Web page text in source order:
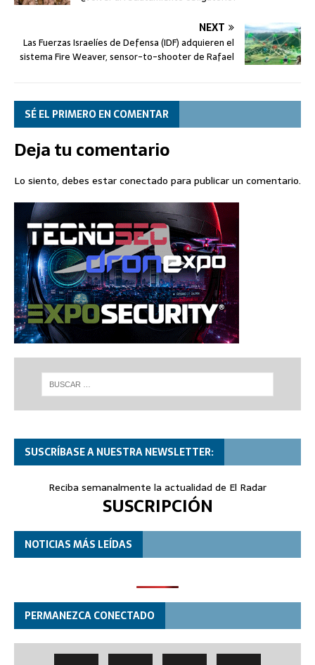
NEXT
Las Fuerzas Israelíes de Defensa (IDF) adquieren el
sistema Fire Weaver, sensor-to-shooter de Rafael
SÉ EL PRIMERO EN COMENTAR
Deja tu comentario
Lo siento, debes estarconectado para publicar un comentario.
SUSCRÍBASE A NUESTRA NEWSLETTER:
Reciba semanalmente la actualidad de El Radar
SUSCRIPCIÓN
NOTICIAS MÁS LEÍDAS
PERMANEZCA CONECTADO